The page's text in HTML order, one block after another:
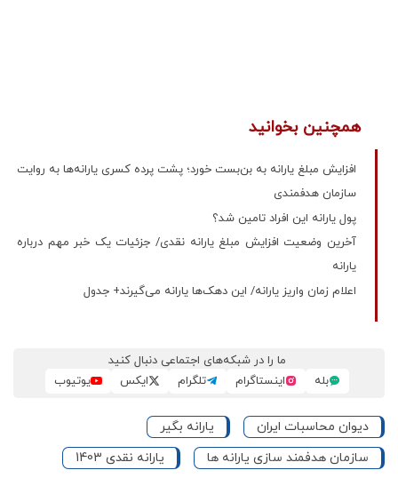
همچنین بخوانید
افزایش مبلغ یارانه به بن‌بست خورد؛ پشت پرده کسری یارانه‌ها به روایت
سازمان هدفمندی
پول یارانه این افراد تامین شد؟
آخرین وضعیت افزایش مبلغ یارانه نقدی/ جزئیات یک خبر مهم درباره
یارانه
اعلام زمان واریز یارانه/ این دهک‌ها یارانه می‌گیرند+ جدول
ما را در شبکه‌های اجتماعی دنبال کنید
بله
اینستاگرام تلگرام ایکس یوتیوب
دیوان محاسبات ایران
یارانه بگیر
سازمان هدفمند سازی یارانه ها
یارانه نقدی 1403